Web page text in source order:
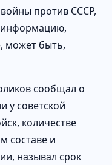
против СССР,
может быть,
сообщал о
у советской
количестве
составе и
называл срок